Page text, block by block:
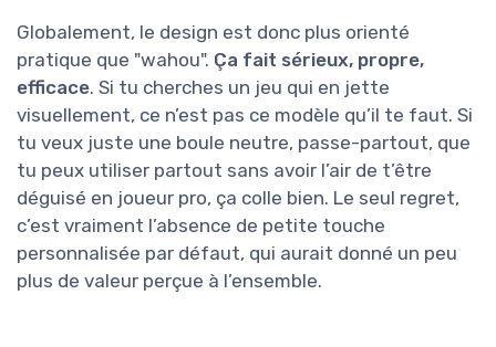
Globalement, le design est donc plus orienté
pratique que "wahou". Ça fait sérieux, propre,
efficace. Si tu cherches un jeu qui en jette
visuellement, ce n’est pas ce modèle qu’il te faut. Si
tu veux juste une boule neutre, passe-partout, que
tu peux utiliser partout sans avoir l’air de t’être
déguisé en joueur pro, ça colle bien. Le seul regret,
c’est vraiment l’absence de petite touche
personnalisée par défaut, qui aurait donné un peu
plus de valeur perçue à l’ensemble.